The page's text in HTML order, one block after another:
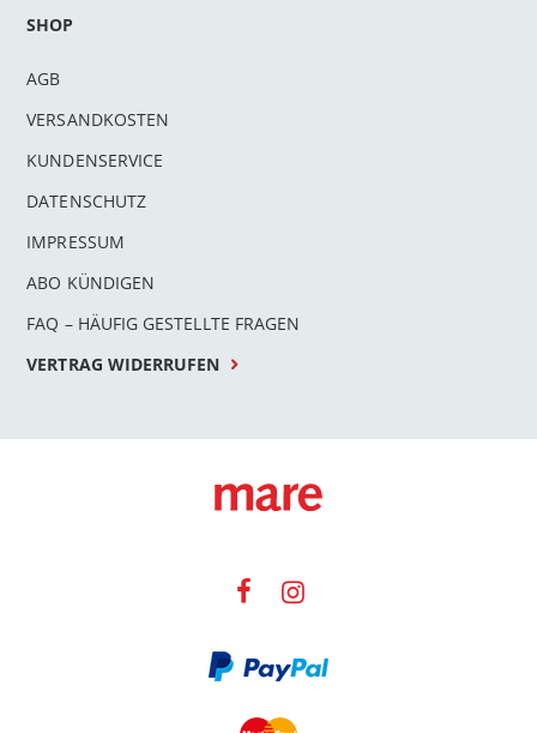
SHOP
AGB
VERSANDKOSTEN
KUNDENSERVICE
DATENSCHUTZ
IMPRESSUM
ABO KÜNDIGEN
FAQ – HÄUFIG GESTELLTE FRAGEN
VERTRAG WIDERRUFEN